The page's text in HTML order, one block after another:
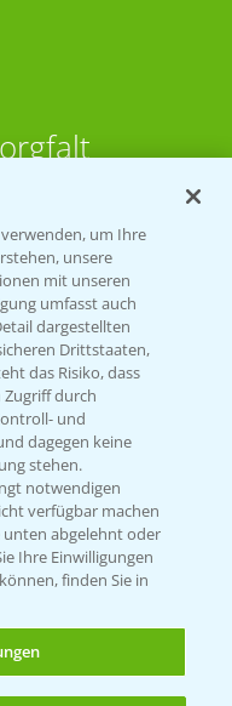
um Ihre
unsere
mit unseren
umfasst auch
dargestellten
Drittstaaten,
das Risiko, dass
durch
und
dagegen keine
stehen.
notwendigen
verfügbar machen
abgelehnt oder
Ihre Einwilligungen
finden Sie in